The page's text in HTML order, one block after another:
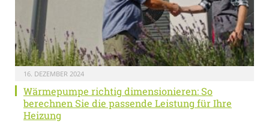
16. DEZEMBER 2024
Wärmepumpe richtig dimensionieren: So
berechnen Sie die passende Leistung für Ihre
Heizung